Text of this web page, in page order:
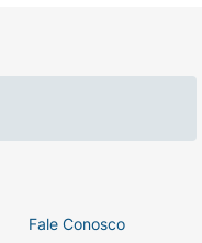
Fale Conosco